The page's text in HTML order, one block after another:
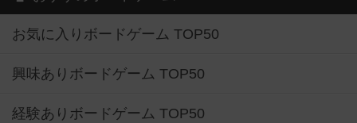
お気に入りボードゲーム TOP50
興味ありボードゲーム TOP50
経験ありボードゲーム TOP50